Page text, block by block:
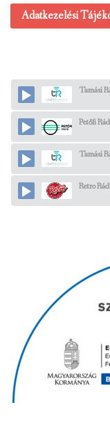
Adatkezelési
Tamási
Petőfi
Tamási
Retro